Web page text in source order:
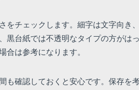
をチェックします。細字は文字向き
黒台紙では不透明なタイプの方がは
合は参考になります。
も確認しておくと安心です。保存を